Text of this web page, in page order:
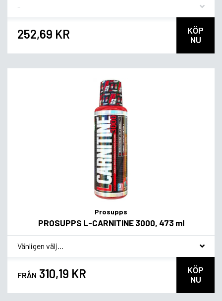
252,69 KR
KÖP
NU
Prosupps
PROSUPPS L-CARNITINE 3000, 473 ml
* Smagsvariant
FRÅN 310,19 KR
KÖP
NU